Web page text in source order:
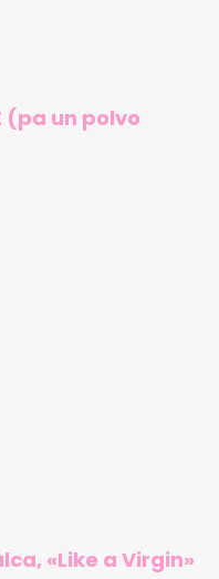
(pa un polvo
«Like a Virgin»